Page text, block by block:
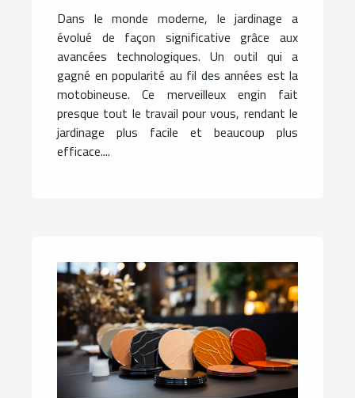
Dans le monde moderne, le jardinage a
évolué de façon significative grâce aux
avancées technologiques. Un outil qui a
gagné en popularité au fil des années est la
motobineuse. Ce merveilleux engin fait
presque tout le travail pour vous, rendant le
jardinage plus facile et beaucoup plus
efficace....